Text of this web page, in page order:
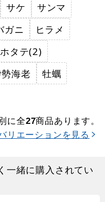
サケ
サンマ
ガニ
ヒラメ
ホタテ(2)
海老
牡蠣
に全27商品あります。
リエーションを見る
一緒に購入されてい